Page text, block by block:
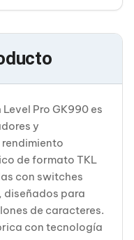
Pro GK990 es
y
de formato TKL
con switches
diseñados para
de caracteres.
con tecnología